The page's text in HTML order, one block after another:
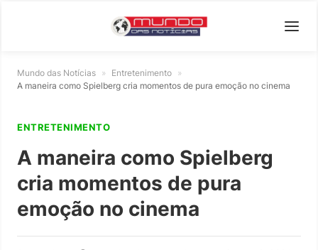
Mundo das Notícias » Entretenimento »
A maneira como Spielberg cria momentos de pura emoção no cinema
ENTRETENIMENTO
A maneira como Spielberg
cria momentos de pura
emoção no cinema